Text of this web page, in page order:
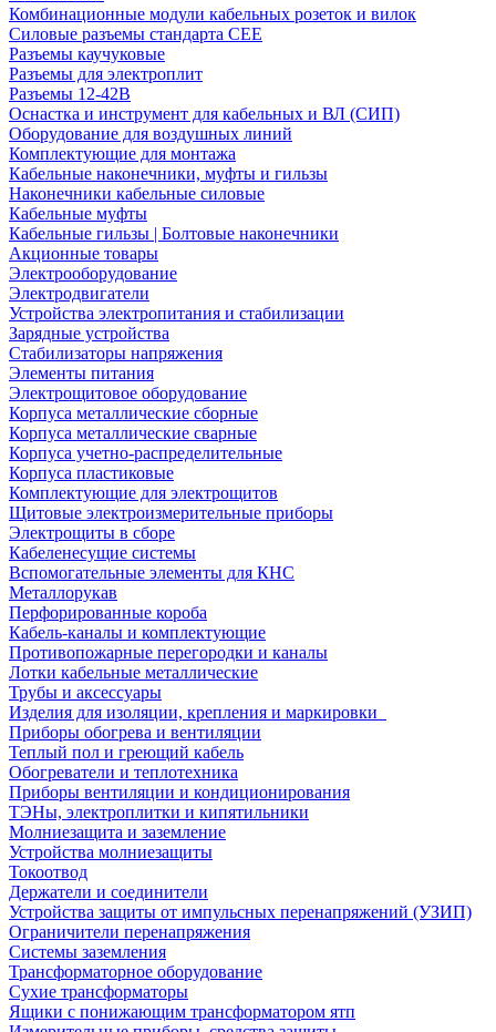
Комбинационные модули кабельных розеток и вилок
Силовые разъемы стандарта CEE
Разъемы каучуковые
Разъемы для электроплит
Разъемы 12-42В
Оснастка и инструмент для кабельных и ВЛ (СИП)
Оборудование для воздушных линий
Комплектующие для монтажа
Кабельные наконечники, муфты и гильзы
Наконечники кабельные силовые
Кабельные муфты
Кабельные гильзы | Болтовые наконечники
Акционные товары
Электрооборудование
Электродвигатели
Устройства электропитания и стабилизации
Зарядные устройства
Стабилизаторы напряжения
Элементы питания
Электрощитовое оборудование
Корпуса металлические сборные
Корпуса металлические сварные
Корпуса учетно-распределительные
Корпуса пластиковые
Комплектующие для электрощитов
Щитовые электроизмерительные приборы
Электрощиты в сборе
Кабеленесущие системы
Вспомогательные элементы для КНС
Металлорукав
Перфорированные короба
Кабель-каналы и комплектующие
Противопожарные перегородки и каналы
Лотки кабельные металлические
Трубы и аксессуары
Изделия для изоляции, крепления и маркировки
Приборы обогрева и вентиляции
Теплый пол и греющий кабель
Обогреватели и теплотехника
Приборы вентиляции и кондиционирования
ТЭНы, электроплитки и кипятильники
Молниезащита и заземление
Устройства молниезащиты
Токоотвод
Держатели и соединители
Устройства защиты от импульсных перенапряжений (УЗИП)
Ограничители перенапряжения
Системы заземления
Трансформаторное оборудование
Сухие трансформаторы
Ящики с понижающим трансформатором ятп